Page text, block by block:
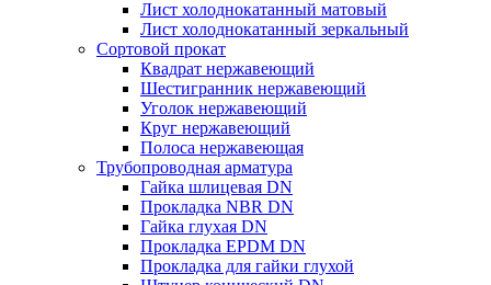
Лист холоднокатанный матовый
Лист холоднокатанный зеркальный
Сортовой прокат
Квадрат нержавеющий
Шестигранник нержавеющий
Уголок нержавеющий
Круг нержавеющий
Полоса нержавеющая
Трубопроводная арматура
Гайка шлицевая DN
Прокладка NBR DN
Гайка глухая DN
Прокладка EPDM DN
Прокладка для гайки глухой